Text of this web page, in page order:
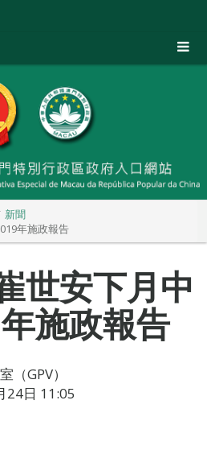
新聞
年施政報告
世安下月中
施政報告
（GPV）
24日 11:05